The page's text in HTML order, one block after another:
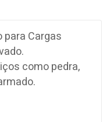
para Cargas
como pedra,